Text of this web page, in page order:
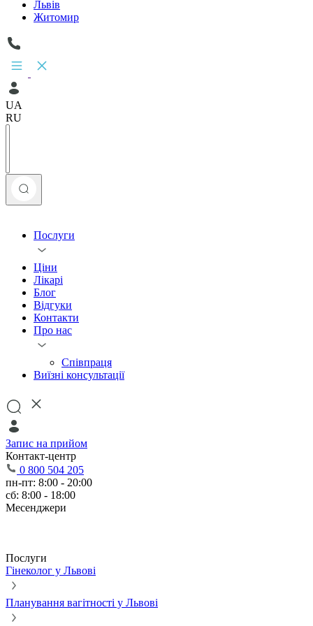
Львів
Житомир
UA
RU
Послуги
Ціни
Лікарі
Блог
Відгуки
Контакти
Про нас
Співпраця
Виїзні консультації
Запис на прийом
Контакт-центр
0 800 504 205
пн-пт: 8:00 - 20:00
сб: 8:00 - 18:00
Месенджери
Послуги
Гінеколог у Львові
Планування вагітності у Львові